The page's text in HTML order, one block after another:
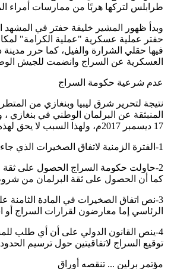
طرابلس لتركها هربًا من ممارسات أمراء
حفتر عملية عسكرية "عملية الكرامة"
العسكرية عن السراج وانضمت للجيش
عدم شرعية حكومة السراج
نتيجة لتحرير شرق ليبيا وبنغازي من
17 ديسمبر 2017م، ولهذا السبب لا يحق لهذه الحكومة التوقيع على اتفاقيات دولية على غرار الاتفاقيتين مع أردوغان حول ترسيم الحدود البرية أو الدعم العسكري التركي لعدد من الأسباب وهي:
1-الفترة الزمنية لاتفاق الصخيرات الذي جاء بحكومة السراج مدتها عام واحد قابل للتجديد، ولهذا انتهي العام الأولي في 17 ديسمبر 2016م، دون اتفاق، وانتهى عام التجديد في 17 ديسمبر 2017م.
2-حاولت حكومة السراج الحصول على ثقة
كما أن الحصول على ثقة البرلمان من
3-نص اتفاق الصخيرات في المادة
الرئاسي إما معارضون لقرارات السراج
4-ينص القانون الدولي على أن أي طلب
توقيع السراج لاتفاقيتين حول ترسيم
مؤتمر برلين ... تنقصه أوراق